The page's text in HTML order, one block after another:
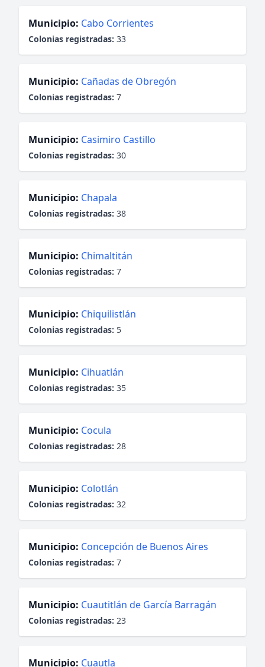
Municipio: Cabo Corrientes
Colonias registradas: 33
Municipio: Cañadas de Obregón
Colonias registradas: 7
Municipio: Casimiro Castillo
Colonias registradas: 30
Municipio: Chapala
Colonias registradas: 38
Municipio: Chimaltitán
Colonias registradas: 7
Municipio: Chiquilistlán
Colonias registradas: 5
Municipio: Cihuatlán
Colonias registradas: 35
Municipio: Cocula
Colonias registradas: 28
Municipio: Colotlán
Colonias registradas: 32
Municipio: Concepción de Buenos Aires
Colonias registradas: 7
Municipio: Cuautitlán de García Barragán
Colonias registradas: 23
Municipio: Cuautla